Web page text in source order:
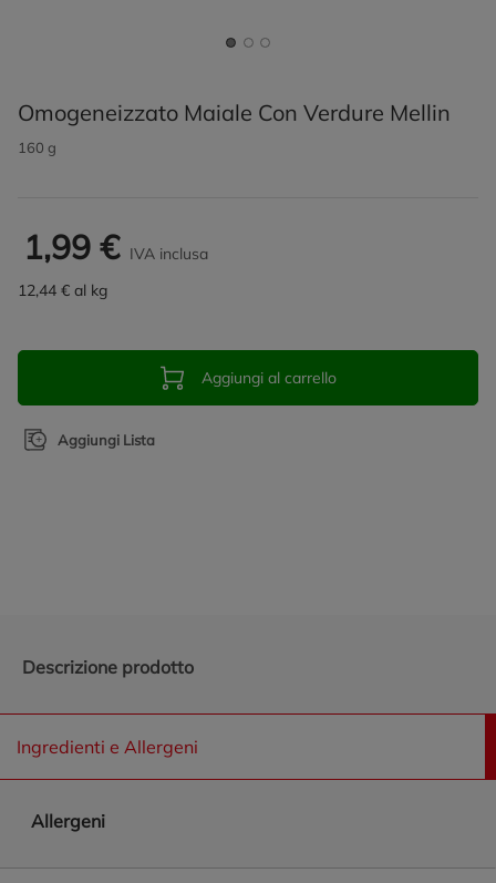
Omogeneizzato Maiale Con Verdure Mellin
160 g
1,99 € IVA inclusa
12,44 € al kg
Aggiungi al carrello
Aggiungi Lista
Descrizione prodotto
Ingredienti e Allergeni
Allergeni